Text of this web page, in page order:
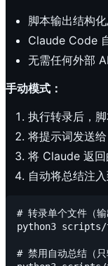
脚本输出结构
Claude Code
无需任何外部
手动模式：
执行转录后，
将提示词发送
将 Claude 返
自动将总结注
# 转录单个文件（输
python3
# 禁用自动总结（只